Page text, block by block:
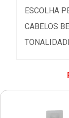
ESCOLHA
CABELOS